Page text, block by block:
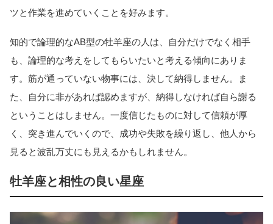
ツと作業を進めていくことを好みます。
知的で論理的なAB型の牡羊座の人は、自分だけでなく相手
も、論理的な考えをしてもらいたいと考える傾向にありま
す。筋が通っていない物事には、決して納得しません。ま
た、自分に非があれば認めますが、納得しなければ自ら謝る
ということはしません。一度信じたものに対して信頼が厚
く、突き進んでいくので、成功や失敗を繰り返し、他人から
見ると波乱万丈にも見えるかもしれません。
牡羊座と相性の良い星座